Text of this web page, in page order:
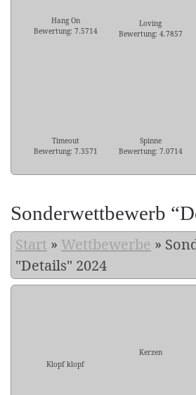
Hang On
Bewertung: 7.5714
Loving
Bewertung: 4.7857
Timeout
Bewertung: 7.3571
Spinne
Bewertung: 7.0714
Sonderwettbewerb
Start » Wettbewerbe »
"Details" 2024
Klopf klopf
Kerzen